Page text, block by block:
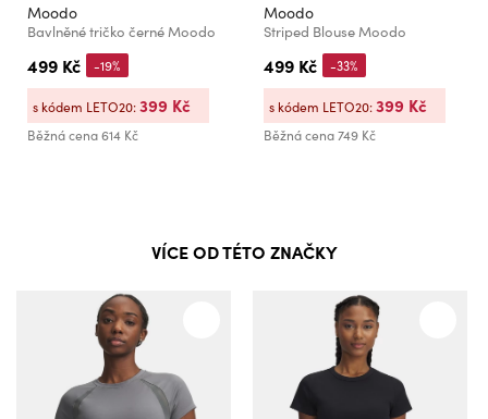
Moodo
Bavlněné tričko černé Moodo
499 Kč
Běžná cena614 Kč
-19%
s kódem LETO20:399 Kč
Moodo
Striped Blouse Moodo
499 Kč
Běžná cena749 Kč
-33%
s kódem LETO20:399 Kč
VÍCE OD TÉTO ZNAČKY